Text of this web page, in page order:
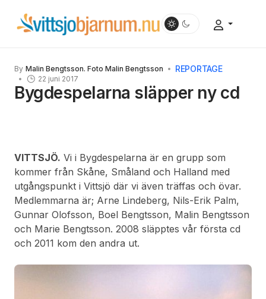
By Malin Bengtsson. Foto Malin Bengtsson REPORTAGE
22 juni 2017
Bygdespelarna släpper ny cd
VITTSJÖ. Vi i Bygdespelarna är en grupp som
kommer från Skåne, Småland och Halland med
utgångspunkt i Vittsjö där vi även träffas och övar.
Medlemmarna är; Arne Lindeberg, Nils-Erik Palm,
Gunnar Olofsson, Boel Bengtsson, Malin Bengtsson
och Marie Bengtsson. 2008 släpptes vår första cd
och 2011 kom den andra ut.